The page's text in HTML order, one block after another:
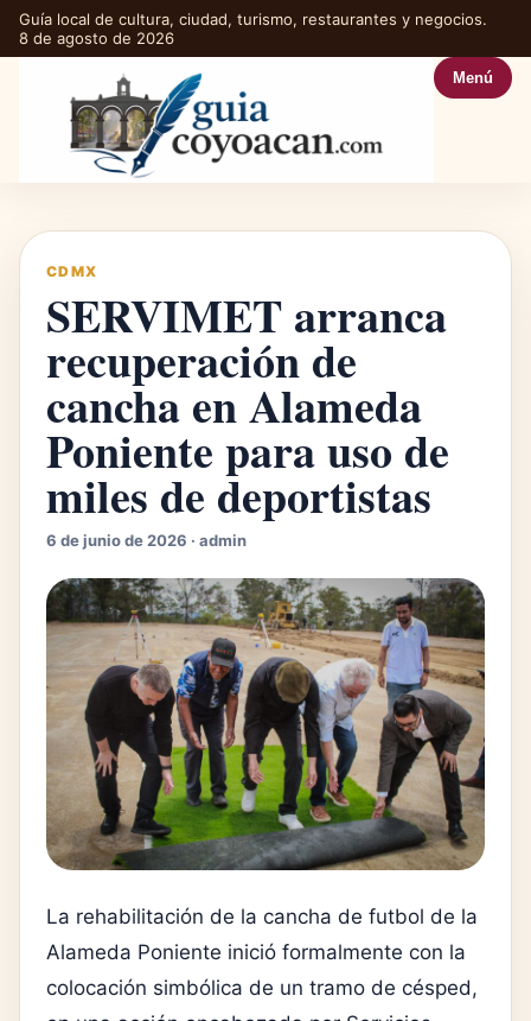
Guía local de cultura, ciudad, turismo, restaurantes y negocios.
8 de agosto de 2026
Menú
CDMX
SERVIMET arranca
recuperación de
cancha en Alameda
Poniente para uso de
miles de deportistas
6 de junio de 2026 · admin
La rehabilitación de la cancha de futbol de la
Alameda Poniente inició formalmente con la
colocación simbólica de un tramo de césped,